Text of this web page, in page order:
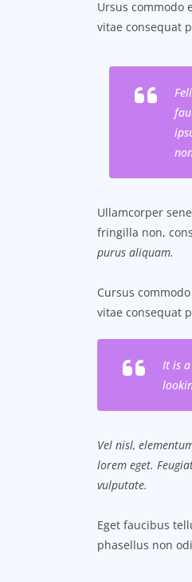
Ursus commodo
vitae consequat
Ullamcorper
fringilla non,
purus aliquam.
Cursus
vitae consequat
It is
Vel nisl,
lorem eget.
vulputate.
Eget faucibus
phasellus non